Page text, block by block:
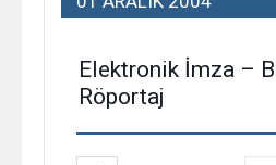
Elektronik İmza –
Röportaj